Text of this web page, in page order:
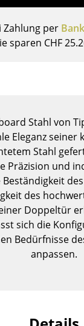
Stehpulte
Zahlung per
sparen CHF
Stahl von
Eleganz seiner
Stahl
Präzision und
des
Doppeltür
sich die
Bedürfnisse
anpassen.